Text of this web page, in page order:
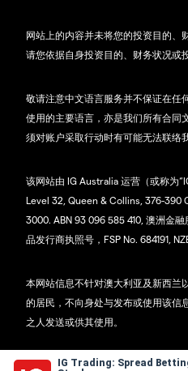
IG Trading: Spread
网站上的内容并未将您的投资目的、
请您依据自身投资目的、财务状况或
敬请注意中文语言服务并不保证在任
使用的主要语言，亦是我们所有合同
须对账户采取行动时有可能无法联络
该网站由 IG Australia 运营（或称为
Level 32, Queen & Collins, 376-390
3000. ABN 93 096 585 410, 澳洲金
品发行商执照号，FSP No. 684191,
本网站信息不针对澳大利亚及新西兰
的居民，不向身处与发布或使用该信
之人发送或供其使用。